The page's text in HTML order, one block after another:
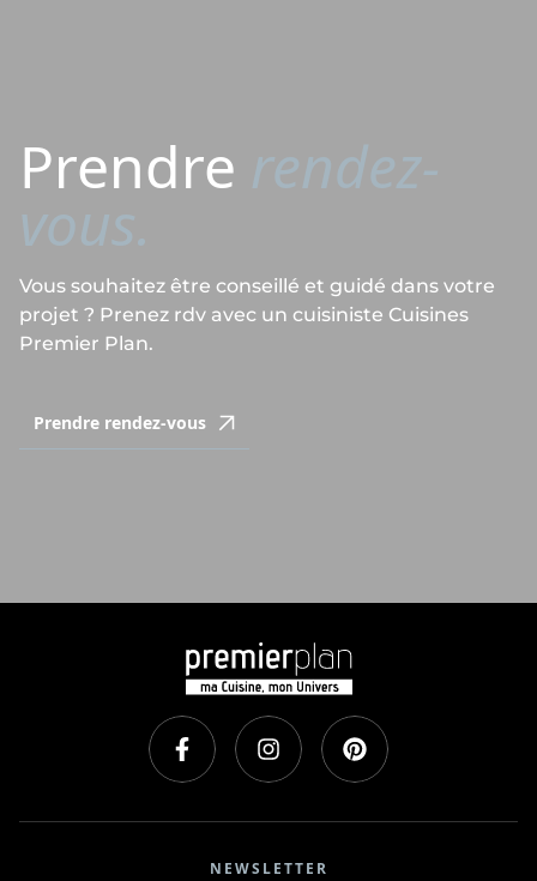
Prendre rendez-
vous.
Vous souhaitez être conseillé et guidé dans votre
projet ? Prenez rdv avec un cuisiniste Cuisines
Premier Plan.
Prendre rendez-vous
NEWSLETTER